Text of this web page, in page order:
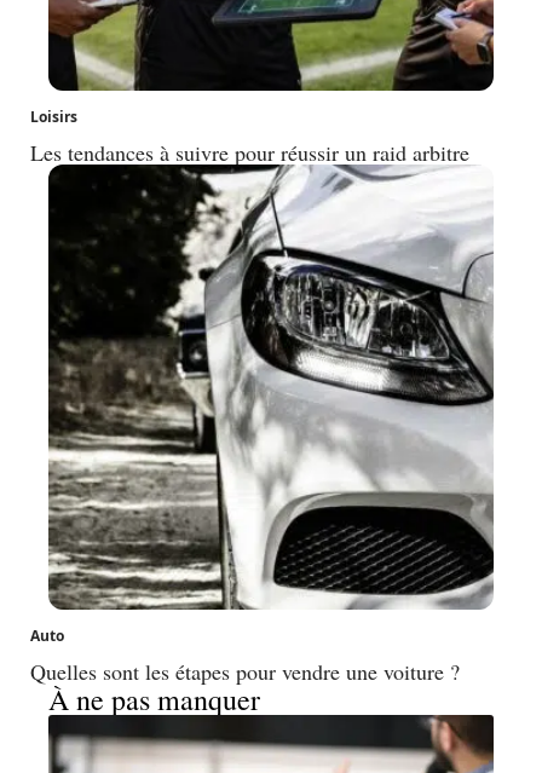
Loisirs
Les tendances à suivre pour réussir un raid arbitre
Auto
Quelles sont les étapes pour vendre une voiture ?
À ne pas manquer